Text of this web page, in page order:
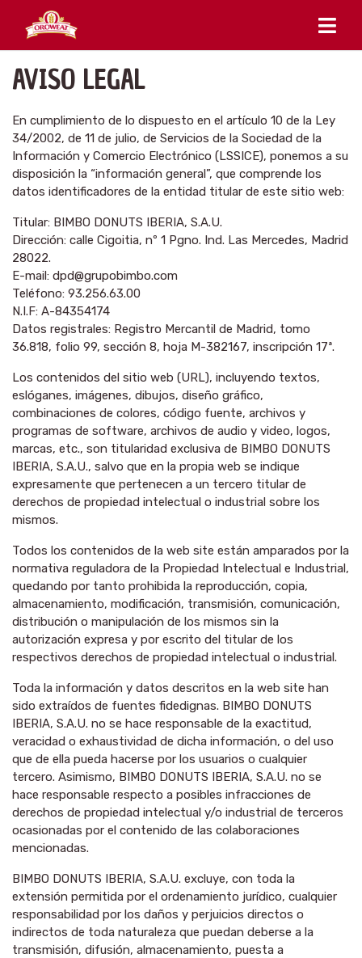
AVISO LEGAL
En cumplimiento de lo dispuesto en el artículo 10 de la Ley
34/2002, de 11 de julio, de Servicios de la Sociedad de la
Información y Comercio Electrónico (LSSICE), ponemos a su
disposición la “información general”, que comprende los
datos identificadores de la entidad titular de este sitio web:
Titular: BIMBO DONUTS IBERIA, S.A.U.
Dirección: calle Cigoitia, nº 1 Pgno. Ind. Las Mercedes, Madrid
28022.
E-mail: dpd@grupobimbo.com
Teléfono: 93.256.63.00
N.I.F: A-84354174
Datos registrales: Registro Mercantil de Madrid, tomo
36.818, folio 99, sección 8, hoja M-382167, inscripción 17ª.
Los contenidos del sitio web (URL), incluyendo textos,
eslóganes, imágenes, dibujos, diseño gráfico,
combinaciones de colores, código fuente, archivos y
programas de software, archivos de audio y video, logos,
marcas, etc., son titularidad exclusiva de BIMBO DONUTS
IBERIA, S.A.U., salvo que en la propia web se indique
expresamente que pertenecen a un tercero titular de
derechos de propiedad intelectual o industrial sobre los
mismos.
Todos los contenidos de la web site están amparados por la
normativa reguladora de la Propiedad Intelectual e Industrial,
quedando por tanto prohibida la reproducción, copia,
almacenamiento, modificación, transmisión, comunicación,
distribución o manipulación de los mismos sin la
autorización expresa y por escrito del titular de los
respectivos derechos de propiedad intelectual o industrial.
Toda la información y datos descritos en la web site han
sido extraídos de fuentes fidedignas. BIMBO DONUTS
IBERIA, S.A.U. no se hace responsable de la exactitud,
veracidad o exhaustividad de dicha información, o del uso
que de ella pueda hacerse por los usuarios o cualquier
tercero. Asimismo, BIMBO DONUTS IBERIA, S.A.U. no se
hace responsable respecto a posibles infracciones de
derechos de propiedad intelectual y/o industrial de terceros
ocasionadas por el contenido de las colaboraciones
mencionadas.
BIMBO DONUTS IBERIA, S.A.U. excluye, con toda la
extensión permitida por el ordenamiento jurídico, cualquier
responsabilidad por los daños y perjuicios directos o
indirectos de toda naturaleza que puedan deberse a la
transmisión, difusión, almacenamiento, puesta a